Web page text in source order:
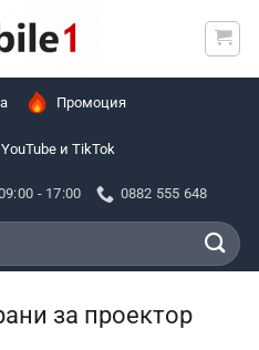
Промоция
и TikTok
- 17:00 0882 555 648
за проектор